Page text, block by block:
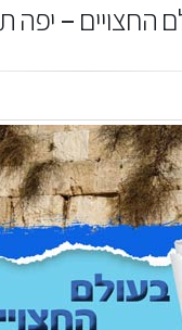
החצויים – יפה